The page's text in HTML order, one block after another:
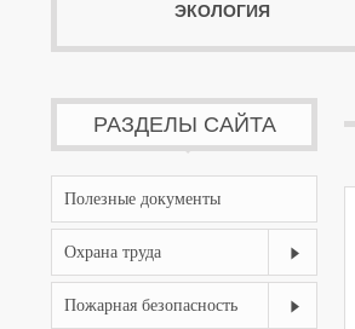
ЭКОЛОГИЯ
РАЗДЕЛЫ САЙТА
Полезные документы
Охрана труда
Пожарная безопасность